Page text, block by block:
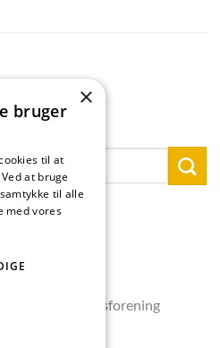
Erhvervsforening
×
bruger
til at
at bruge
til alle
med vores